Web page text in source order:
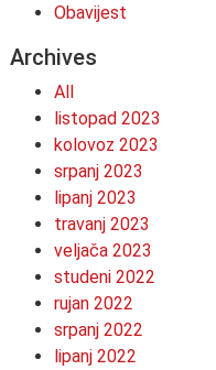
Obavijest
Archives
All
listopad 2023
kolovoz 2023
srpanj 2023
lipanj 2023
travanj 2023
veljača 2023
studeni 2022
rujan 2022
srpanj 2022
lipanj 2022